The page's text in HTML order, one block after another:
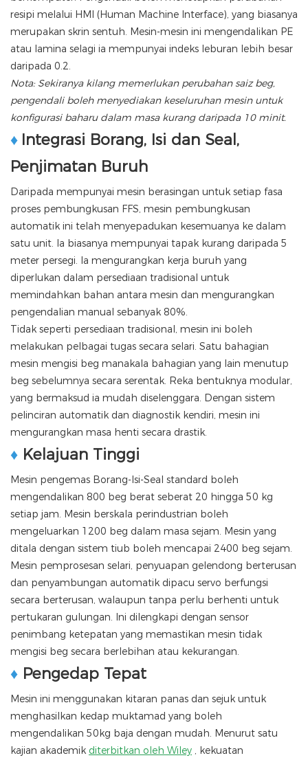
resipi melalui HMI (Human Machine Interface), yang biasanya
merupakan skrin sentuh. Mesin-mesin ini mengendalikan PE
atau lamina selagi ia mempunyai indeks leburan lebih besar
daripada 0.2.
Nota: Sekiranya kilang memerlukan perubahan saiz beg,
pengendali boleh menyediakan keseluruhan mesin untuk
konfigurasi baharu dalam masa kurang daripada 10 minit.
♦ Integrasi Borang, Isi dan Seal,
Penjimatan Buruh
Daripada mempunyai mesin berasingan untuk setiap fasa
proses pembungkusan FFS, mesin pembungkusan
automatik ini telah menyepadukan kesemuanya ke dalam
satu unit. Ia biasanya mempunyai tapak kurang daripada 5
meter persegi. Ia mengurangkan kerja buruh yang
diperlukan dalam persediaan tradisional untuk
memindahkan bahan antara mesin dan mengurangkan
pengendalian manual sebanyak 80%.
Tidak seperti persediaan tradisional, mesin ini boleh
melakukan pelbagai tugas secara selari. Satu bahagian
mesin mengisi beg manakala bahagian yang lain menutup
beg sebelumnya secara serentak. Reka bentuknya modular,
yang bermaksud ia mudah diselenggara. Dengan sistem
pelinciran automatik dan diagnostik kendiri, mesin ini
mengurangkan masa henti secara drastik.
♦ Kelajuan Tinggi
Mesin pengemas Borang-Isi-Seal standard boleh
mengendalikan 800 beg berat seberat 20 hingga 50 kg
setiap jam. Mesin berskala perindustrian boleh
mengeluarkan 1200 beg dalam masa sejam. Mesin yang
ditala dengan sistem tiub boleh mencapai 2400 beg sejam.
Mesin pemprosesan selari, penyuapan gelendong berterusan
dan penyambungan automatik dipacu servo berfungsi
secara berterusan, walaupun tanpa perlu berhenti untuk
pertukaran gulungan. Ini dilengkapi dengan sensor
penimbang ketepatan yang memastikan mesin tidak
mengisi beg secara berlebihan atau kekurangan.
♦ Pengedap Tepat
Mesin ini menggunakan kitaran panas dan sejuk untuk
menghasilkan kedap muktamad yang boleh
mengendalikan 50kg baja dengan mudah. ​​Menurut satu
kajian akademik diterbitkan oleh Wiley , kekuatan